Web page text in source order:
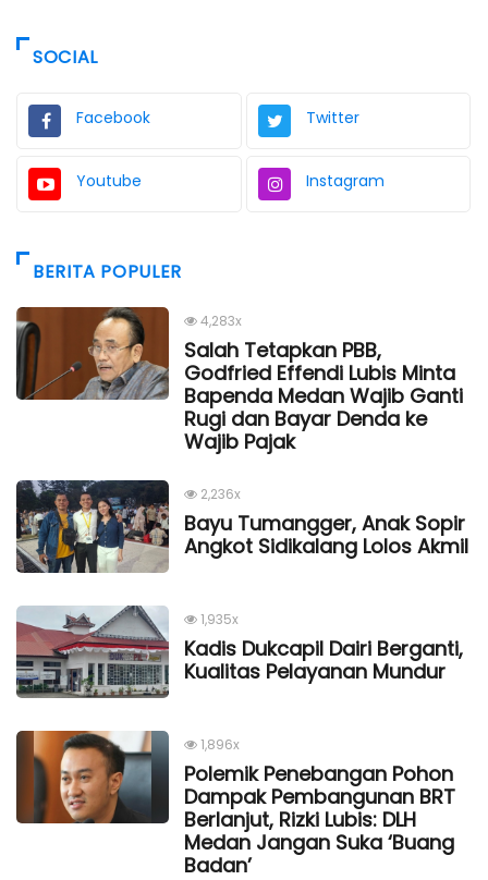
SOCIAL
Facebook Twitter
Youtube Instagram
BERITA POPULER
4,283x
Salah Tetapkan PBB,
Godfried Effendi Lubis Minta
Bapenda Medan Wajib Ganti
Rugi dan Bayar Denda ke
Wajib Pajak
2,236x
Bayu Tumangger, Anak Sopir
Angkot Sidikalang Lolos Akmil
1,935x
Kadis Dukcapil Dairi Berganti,
Kualitas Pelayanan Mundur
1,896x
Polemik Penebangan Pohon
Dampak Pembangunan BRT
Berlanjut, Rizki Lubis: DLH
Medan Jangan Suka ‘Buang
Badan’